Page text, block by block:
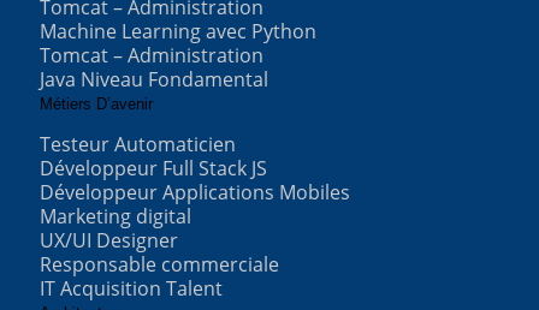
Tomcat – Administration
Machine Learning avec Python
Tomcat – Administration
Java Niveau Fondamental
Métiers D’avenir
Testeur Automaticien
Développeur Full Stack JS
Développeur Applications Mobiles
Marketing digital
UX/UI Designer
Responsable commerciale
IT Acquisition Talent